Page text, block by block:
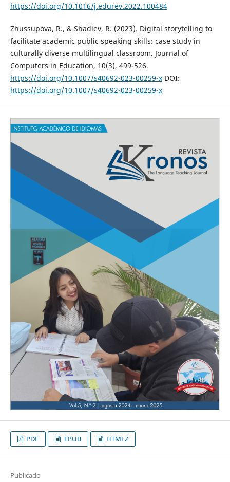
https://doi.org/10.1016/j.edurev.2022.100484
Zhussupova, R., & Shadiev, R. (2023). Digital storytelling to
facilitate academic public speaking skills: case study in
culturally diverse multilingual classroom. Journal of
Computers in Education, 10(3), 499-526.
https://doi.org/10.1007/s40692-023-00259-xDOI:
https://doi.org/10.1007/s40692-023-00259-x
PDF EPUB HTMLZ
Publicado